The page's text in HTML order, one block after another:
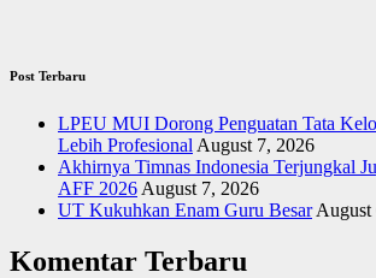
Post Terbaru
LPEU MUI Dorong Penguatan Tata
Lebih Profesional August 7, 2026
Akhirnya Timnas Indonesia Terjungkal
AFF 2026 August 7, 2026
UT Kukuhkan Enam Guru Besar August
Komentar Terbaru